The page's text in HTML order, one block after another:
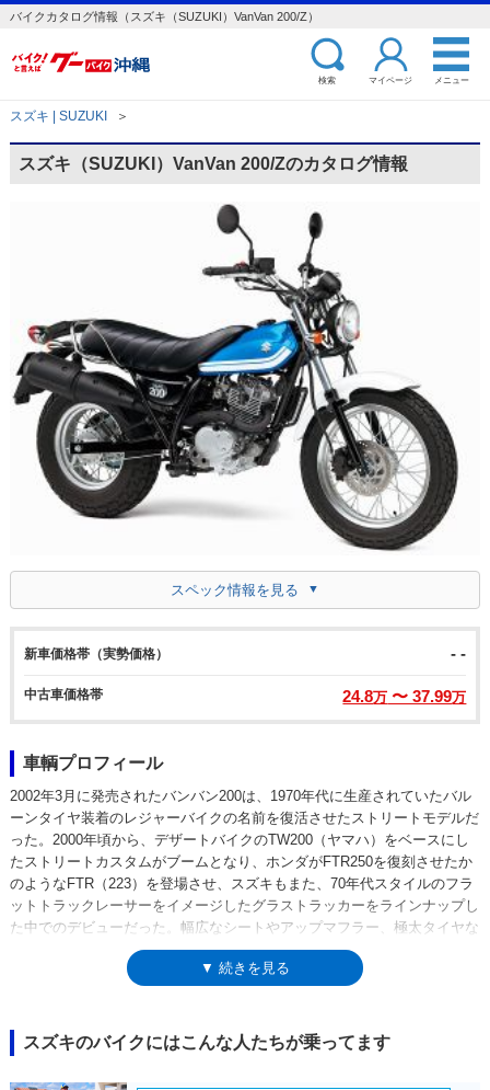
バイクカタログ情報（スズキ（SUZUKI）VanVan 200/Z）
検索 マイページ メニュー
スズキ | SUZUKI ＞
スズキ（SUZUKI）VanVan 200/Zのカタログ情報
スペック情報を見る
新車価格帯（実勢価格） - -
中古車価格帯 24.8万 〜 37.99万
車輌プロフィール
2002年3月に発売されたバンバン200は、1970年代に生産されていたバル
ーンタイヤ装着のレジャーバイクの名前を復活させたストリートモデルだ
った。2000年頃から、デザートバイクのTW200（ヤマハ）をベースにし
たストリートカスタムがブームとなり、ホンダがFTR250を復刻させたか
のようなFTR（223）を登場させ、スズキもまた、70年代スタイルのフラ
ットトラックレーサーをイメージしたグラストラッカーをラインナップし
た中でのデビューだった。幅広なシートやアップマフラー、極太タイヤな
ど、往年のバンバンのデザインコンセプトを踏襲しており、当時の現行モ
デルのどれとも似ていないスタイルもまた、往年のバンバンと同じだっ
仕様だった。2003年には、バリエーションモデルとして、タックロール
シートを装備したバンバン200Zがラインナップされ、このシートのほう
がストリートカスタムらしい、と好まれるようになり、バンバン200Zが
▼ 続きを見る
スズキのバイクにはこんな人たちが乗ってます